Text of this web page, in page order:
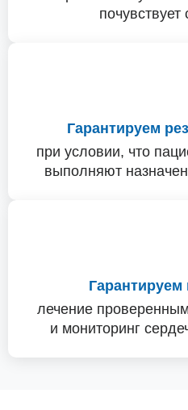
Гарантируем
при условии, что
выполняют
Гарантируем
лечение
и мониторинг